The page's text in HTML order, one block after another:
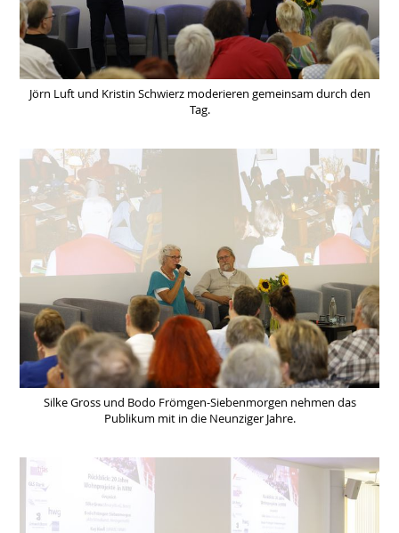
Jörn Luft und Kristin Schwierz moderieren gemeinsam durch den
Tag.
Silke Gross und Bodo Frömgen-Siebenmorgen nehmen das
Publikum mit in die Neunziger Jahre.